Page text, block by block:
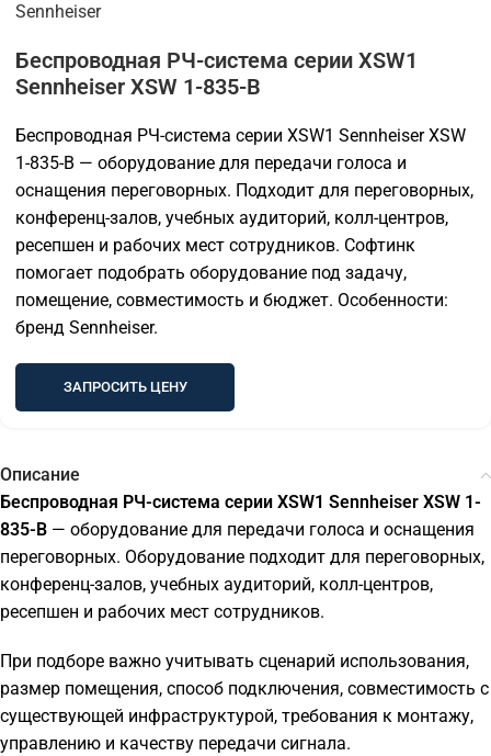
Sennheiser
Беспроводная РЧ-система серии XSW1
Sennheiser XSW 1-835-B
Беспроводная РЧ-система серии XSW1 Sennheiser XSW
1-835-B — оборудование для передачи голоса и
оснащения переговорных. Подходит для переговорных,
конференц-залов, учебных аудиторий, колл-центров,
ресепшен и рабочих мест сотрудников. Софтинк
помогает подобрать оборудование под задачу,
помещение, совместимость и бюджет. Особенности:
бренд Sennheiser.
ЗАПРОСИТЬ ЦЕНУ
Описание
Беспроводная РЧ-система серии XSW1 Sennheiser XSW 1-
835-B — оборудование для передачи голоса и оснащения
переговорных. Оборудование подходит для переговорных,
конференц-залов, учебных аудиторий, колл-центров,
ресепшен и рабочих мест сотрудников.
При подборе важно учитывать сценарий использования,
размер помещения, способ подключения, совместимость с
существующей инфраструктурой, требования к монтажу,
управлению и качеству передачи сигнала.